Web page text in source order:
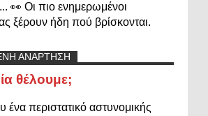
👀 Οι πιο ενημερωμένοι
ξέρουν ήδη πού βρίσκονται.
ΑΝΑΡΤΗΣΗ
θέλουμε;
περιστατικό αστυνομικής